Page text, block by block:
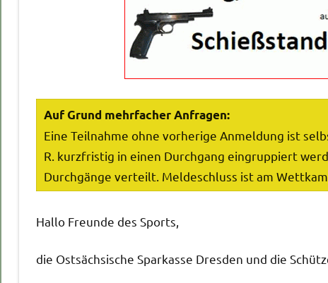
Auf Grund mehrfacher Anfragen:
Eine Teilnahme ohne vorherige Anmeldung ist
R. kurzfristig in einen Durchgang eingruppiert
Durchgänge verteilt. Meldeschluss ist am
Hallo Freunde des Sports,
die Ostsächsische Sparkasse Dresden und die